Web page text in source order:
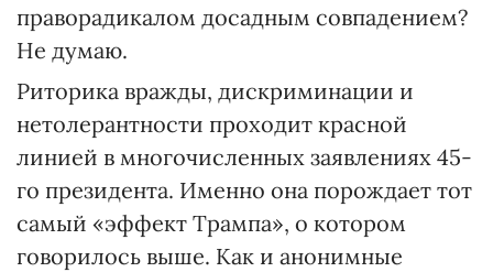
праворадикалом досадным совпадением?
Не думаю.
Риторика вражды, дискриминации и
нетолерантности проходит красной
линией в многочисленных заявлениях 45-
го президента. Именно она порождает тот
самый «эффект Трампа», о котором
говорилось выше. Как и анонимные